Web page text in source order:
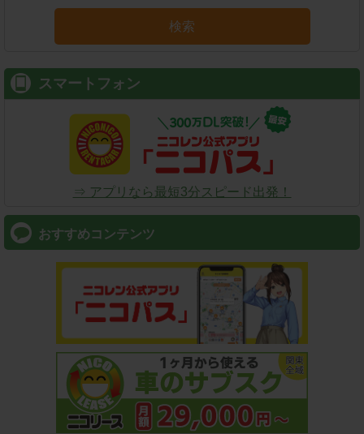
検索
スマートフォン
⇒ アプリなら最短3分スピード出発！
おすすめコンテンツ